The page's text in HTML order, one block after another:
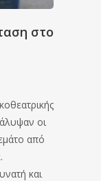
στο
οι
από
και